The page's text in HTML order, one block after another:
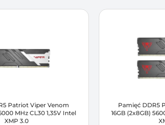
Patriot Viper Venom
MHz CL30 1,35V Intel
XMP 3.0
Pamięć DDR5
16GB (2x8GB)